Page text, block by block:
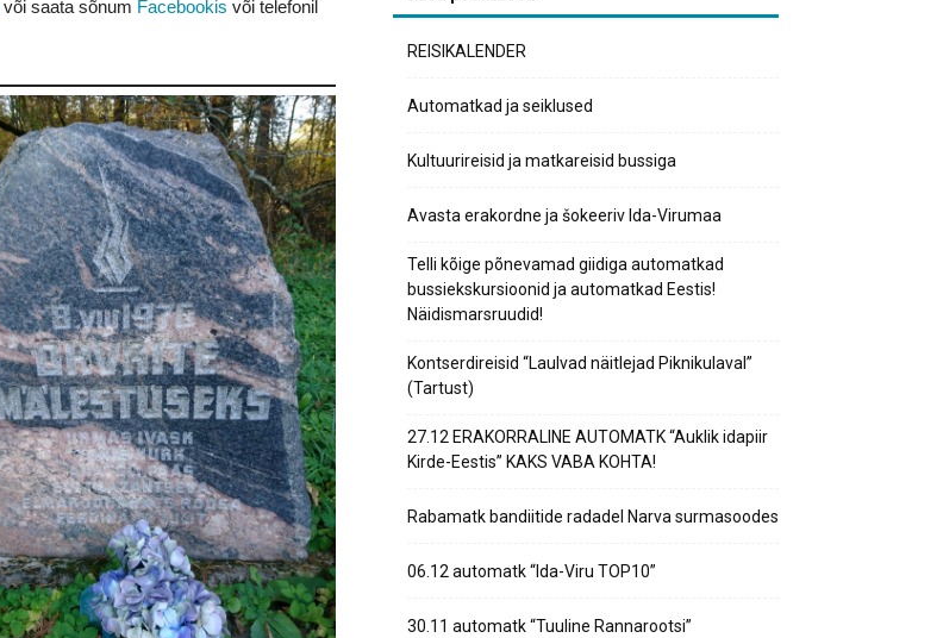
või saata sõnum Facebookis või telefonil
REISIKALENDER
Automatkad ja seiklused
Kultuurireisid ja matkareisid bussiga
Avasta erakordne ja šokeeriv Ida-Virumaa
Telli kõige põnevamad giidiga automatkad
bussiekskursioonid ja automatkad Eestis!
Näidismarsruudid!
Kontserdireisid “Laulvad näitlejad Piknikulaval”
(Tartust)
27.12 ERAKORRALINE AUTOMATK “Auklik idapiir
Kirde-Eestis” KAKS VABA KOHTA!
Rabamatk bandiitide radadel Narva surmasoodes
06.12 automatk “Ida-Viru TOP10”
30.11 automatk “Tuuline Rannarootsi”